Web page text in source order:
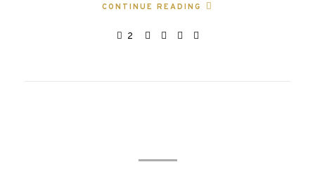
CONTINUE READING
2